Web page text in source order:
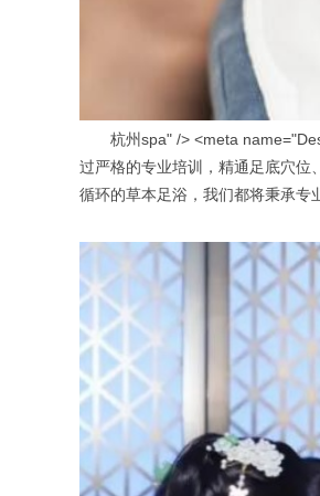
杭州spa" /> <meta
过严格的专业培训，精通足底穴位
循环的草本足浴，我们都将秉承专